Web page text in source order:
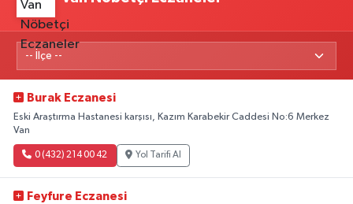
Burak Eczanesi
Eski Araştırma Hastanesi karşısı, Kazım Karabekir Caddesi No:6 Merkez
Van
0 (432) 214 00 42 Yol Tarifi Al
Feyfure Eczanesi